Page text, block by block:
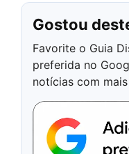
Gostou
Favorite o Guia
preferida no
notícias com